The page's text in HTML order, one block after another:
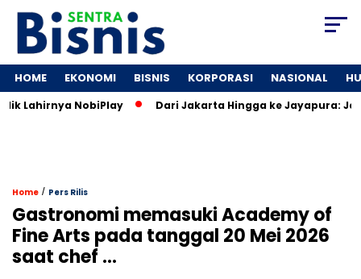
HOME EKONOMI BISNIS KORPORASI NASIONAL
NobiPlay Dari Jakarta Hingga ke Jayapura:
Home / Pers Rilis
Gastronomi memasuki Academy of
Fine Arts pada tanggal 20 Mei 2026
saat chef …